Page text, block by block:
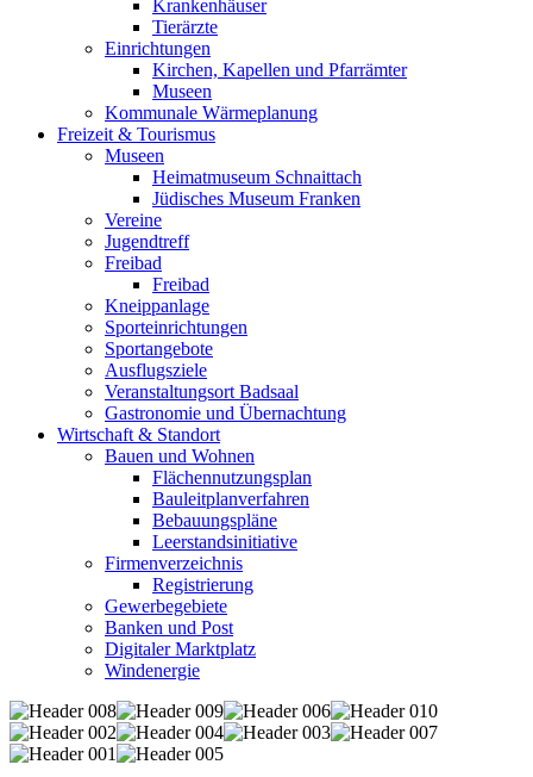
Krankenhäuser
Tierärzte
Einrichtungen
Kirchen, Kapellen und Pfarrämter
Museen
Kommunale Wärmeplanung
Freizeit & Tourismus
Museen
Heimatmuseum Schnaittach
Jüdisches Museum Franken
Vereine
Jugendtreff
Freibad
Freibad
Kneippanlage
Sporteinrichtungen
Sportangebote
Ausflugsziele
Veranstaltungsort Badsaal
Gastronomie und Übernachtung
Wirtschaft & Standort
Bauen und Wohnen
Flächennutzungsplan
Bauleitplanverfahren
Bebauungspläne
Leerstandsinitiative
Firmenverzeichnis
Registrierung
Gewerbegebiete
Banken und Post
Digitaler Marktplatz
Windenergie